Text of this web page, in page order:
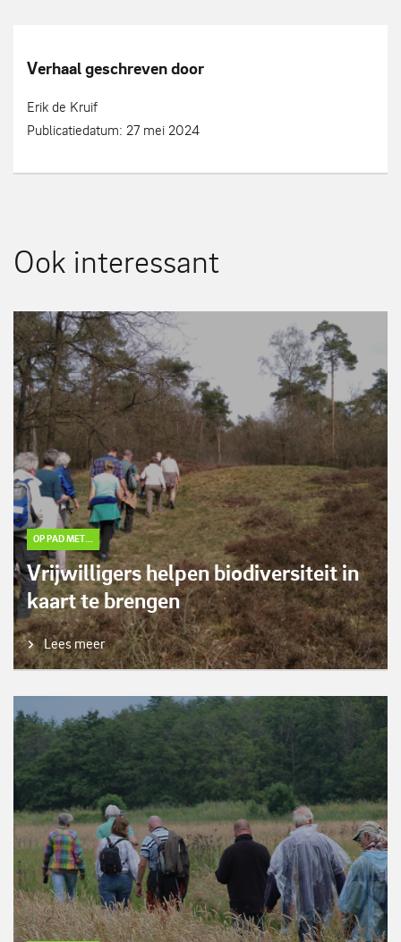
Verhaal geschreven door
Erik de Kruif
Publicatiedatum: 27 mei 2024
Ook interessant
OP PAD MET...
Vrijwilligers helpen biodiversiteit in
kaart te brengen
Lees meer